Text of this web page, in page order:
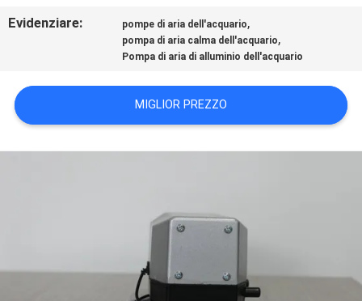
POLICY
Evidenziare: pompe di aria dell'acquario,
pompa di aria calma dell'acquario,
Pompa di aria di alluminio dell'acquario
MIGLIOR PREZZO